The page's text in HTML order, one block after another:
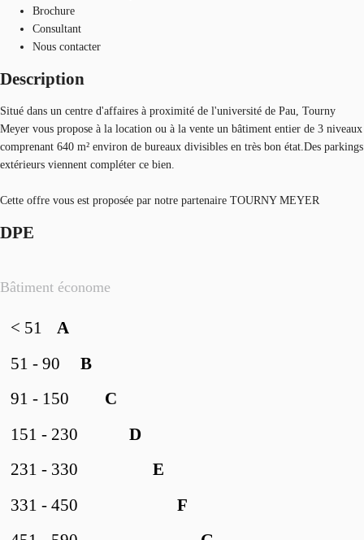
Brochure
Consultant
Nous contacter
Description
Situé dans un centre d'affaires à proximité de l'université de Pau, Tourny
Meyer vous propose à la location ou à la vente un bâtiment entier de 3 niveaux
comprenant 640 m² environ de bureaux divisibles en très bon état.Des parkings
extérieurs viennent compléter ce bien.
Cette offre vous est proposée par notre partenaire TOURNY MEYER
DPE
Bâtiment économe
A
< 51
B
51 - 90
C
91 - 150
D
151 - 230
E
231 - 330
F
331 - 450